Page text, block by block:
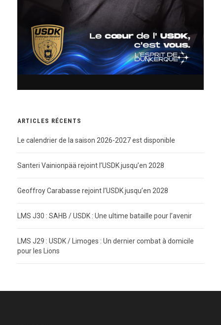
ARTICLES RÉCENTS
Le calendrier de la saison 2026-2027 est disponible
Santeri Vainionpää rejoint l’USDK jusqu’en 2028
Geoffroy Carabasse rejoint l’USDK jusqu’en 2028
LMS J30 : SAHB / USDK : Une ultime bataille pour l’avenir
LMS J29 : USDK / Limoges : Un dernier combat à domicile
pour les Lions